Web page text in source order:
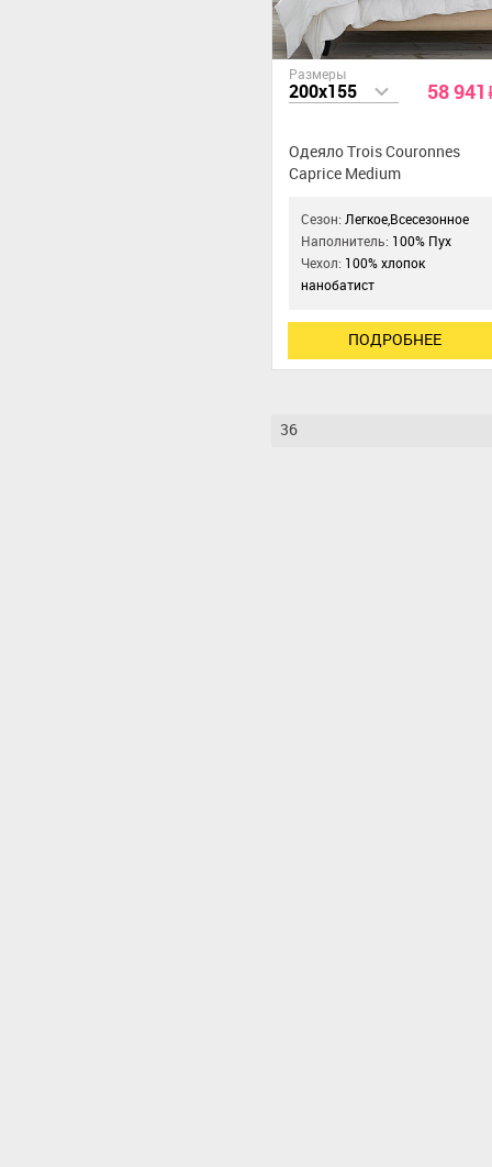
Размеры
200x155 58 941
Одеяло Trois Couronnes
Caprice Medium
Сезон:Легкое,Всесезонное
Наполнитель: 100% Пух
Чехол: 100% хлопок
нанобатист
ПОДРОБНЕЕ
36